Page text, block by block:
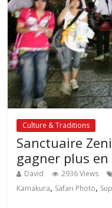
Culture & Traditions
Sanctuaire
gagner plus
David 2936 Views
Kamakura, Safari Photo,